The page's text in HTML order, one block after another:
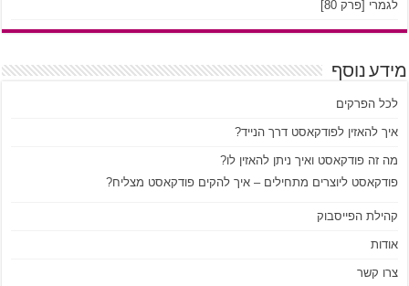
לגמרי [פרק 80]
מידע נוסף
לכל הפרקים
איך להאזין לפודקאסט דרך הנייד?
מה זה פודקאסט ואיך ניתן להאזין לו?
פודקאסט ליוצרים מתחילים – איך להקים פודקאסט מצליח?
קהילת הפייסבוק
אודות
צרו קשר